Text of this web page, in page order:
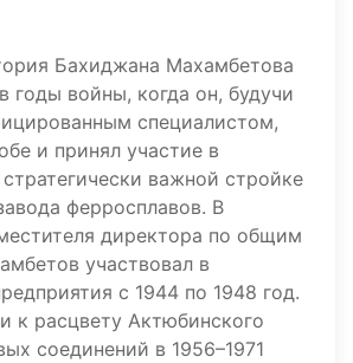
Бахиджана Махамбетова
годы войны, когда он, будучи
специалистом,
и принял участие в
важной стройке
ферросплавов. В
директора по общим
участвовал в
с 1944 по 1948 год.
к расцвету Актюбинского
соединений в 1956–1971